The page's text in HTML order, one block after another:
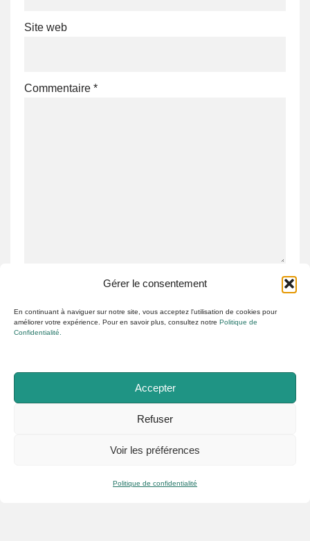
Gérer le consentement
En continuant à naviguer sur notre site, vous acceptez l'utilisation de cookies pour
améliorer votre expérience. Pour en savoir plus, consultez notre Politique de
Confidentialité.
Accepter
Refuser
Voir les préférences
Politique de confidentialité
Site web
Commentaire *
8 sorties nature proche de
Visiter le Mont Saint-Michel